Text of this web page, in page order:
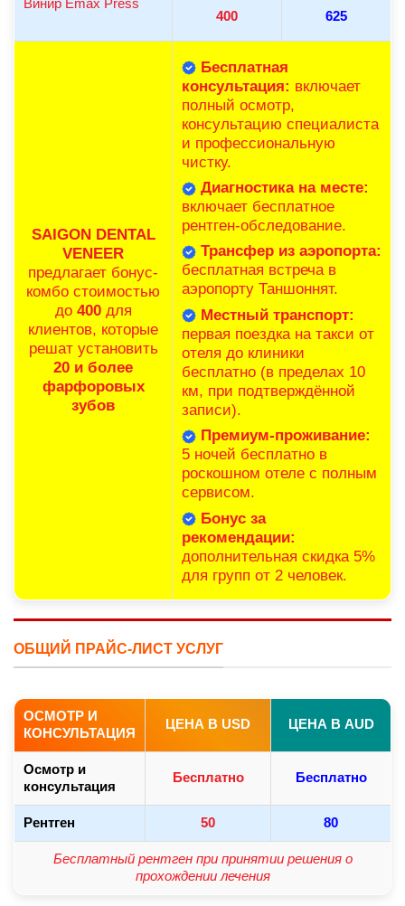
Винир Emax Press
400
625
SAIGON DENTAL
VENEER
предлагает бонус-
комбо стоимостью
до 400для
клиентов, которые
решат установить
20 и более
фарфоровых
зубов
Бесплатная
консультация: включает
полный осмотр,
консультацию специалиста
и профессиональную
чистку.
Диагностика на месте:
включает бесплатное
рентген-обследование.
Трансфер из аэропорта:
бесплатная встреча в
аэропорту Таншоннят.
Местный транспорт:
первая поездка на такси от
отеля до клиники
бесплатно (в пределах 10
км, при подтверждённой
записи).
Премиум-проживание:
5 ночей бесплатно в
роскошном отеле с полным
сервисом.
Бонус за
рекомендации:
дополнительная скидка 5%
для групп от 2 человек.
ОБЩИЙ ПРАЙС-ЛИСТ УСЛУГ
ОСМОТР И
КОНСУЛЬТАЦИЯ
ЦЕНА В USD ЦЕНА В AUD
Осмотр и
консультация
Бесплатно Бесплатно
Рентген 50 80
Бесплатный рентген при принятии решения о
прохождении лечения